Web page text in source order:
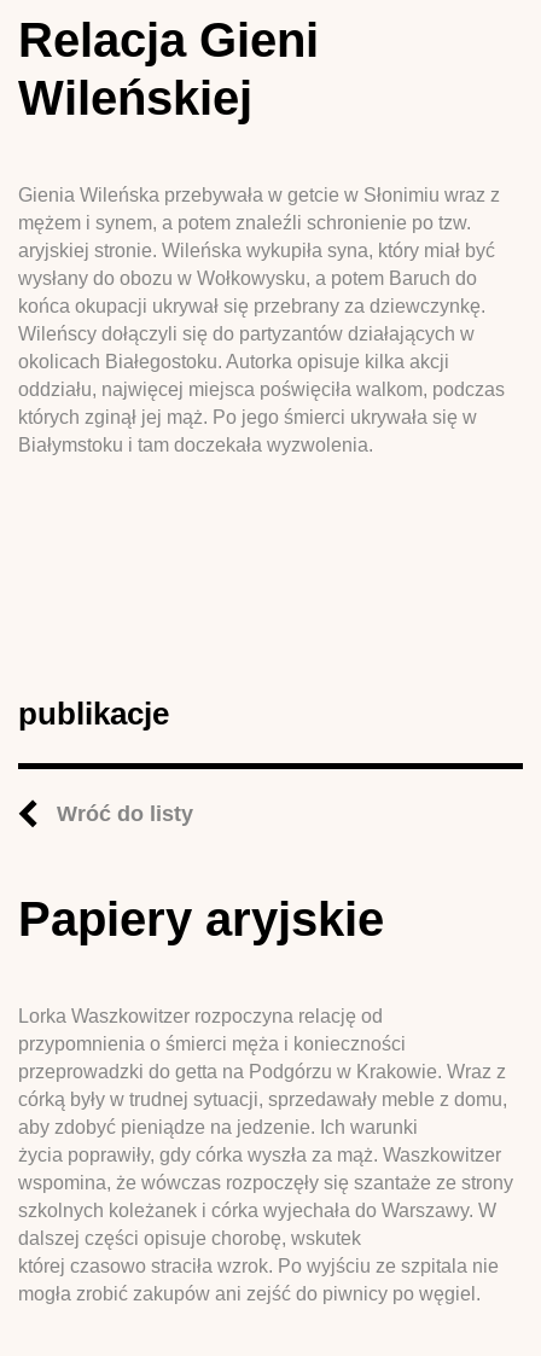
Relacja Gieni
Wileńskiej
Gienia Wileńska przebywała w getcie w Słonimiu wraz z
mężem i synem, a potem znaleźli schronienie po tzw.
aryjskiej stronie. Wileńska wykupiła syna, który miał być
wysłany do obozu w Wołkowysku, a potem Baruch do
końca okupacji ukrywał się przebrany za dziewczynkę.
Wileńscy dołączyli się do partyzantów działających w
okolicach Białegostoku. Autorka opisuje kilka akcji
oddziału, najwięcej miejsca poświęciła walkom, podczas
których zginął jej mąż. Po jego śmierci ukrywała się w
Białymstoku i tam doczekała wyzwolenia.
publikacje
Wróć do listy
Papiery aryjskie
Lorka Waszkowitzer rozpoczyna relację od
przypomnienia o śmierci męża i konieczności
przeprowadzki do getta na Podgórzu w Krakowie. Wraz z
córką były w trudnej sytuacji, sprzedawały meble z domu,
aby zdobyć pieniądze na jedzenie. Ich warunki
życia poprawiły, gdy córka wyszła za mąż. Waszkowitzer
wspomina, że wówczas rozpoczęły się szantaże ze strony
szkolnych koleżanek i córka wyjechała do Warszawy. W
dalszej części opisuje chorobę, wskutek
której czasowo straciła wzrok. Po wyjściu ze szpitala nie
mogła zrobić zakupów ani zejść do piwnicy po węgiel.